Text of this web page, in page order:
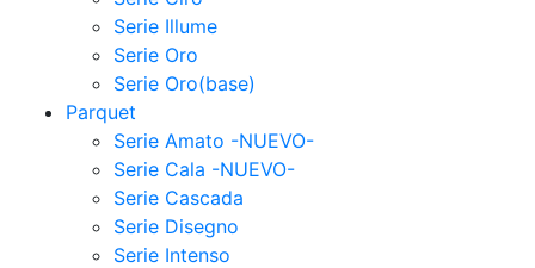
Serie Illume
Serie Oro
Serie Oro(base)
Parquet
Serie Amato -NUEVO-
Serie Cala -NUEVO-
Serie Cascada
Serie Disegno
Serie Intenso